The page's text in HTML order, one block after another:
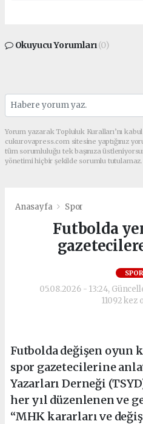
Okuyucu Yorumları(0)
Yorum yazarak Topluluk Kuralları’nı
cukurovapress.com sitesine yaptığınız
tüm sorumluluğu tek başınıza
yönetimi hiçbir şekilde sorumlu tutulamaz.
Anasayfa Spor
Futbolda
SPOR
05.08.2026 - 13:24,
11092 kez
Futbolda değişen oyun
spor gazetecilerine
Yazarları Derneği
her yıl düzenlenen ve
“MHK kararları ve